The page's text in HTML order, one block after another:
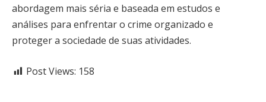
abordagem mais séria e baseada em estudos e
análises para enfrentar o crime organizado e
proteger a sociedade de suas atividades.
Post Views: 158